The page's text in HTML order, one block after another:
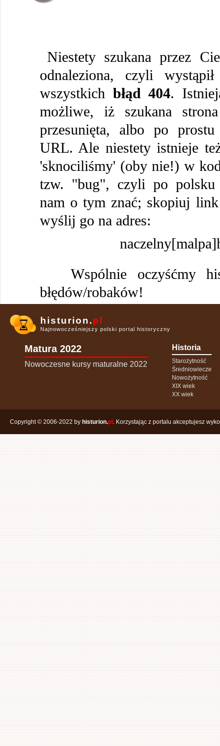
Niestety szukana przez
odnaleziona, czyli
wszystkich błąd 404.
możliwe, iż szukana
przesunięta, albo po prostu
URL. Ale niestety istnieje
'sknociliśmy' (oby nie!) w
tzw. "bug", czyli po polsku
nam o tym znać; skopiuj
wyślij go na adres:
Wspólnie oczyśćmy
błędów/robaków!
histurion.pl
Najnowocześniejszy polski portal historyczny
Matura 2022
Nowoczesne kursy maturalne 2022
Historia
Starożytność
Średniowiecze
Nowożytność
XIX wiek
XX wiek
Copyright © 2006-2022 by histurion.pl . Korzystając z portalu akceptujesz